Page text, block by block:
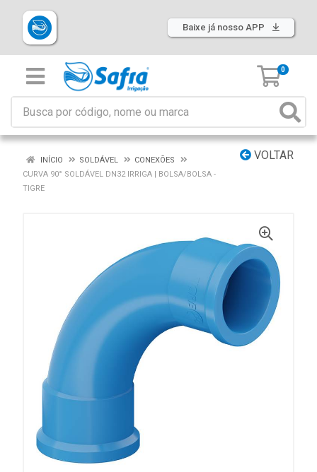
Baixe já nosso APP
0
VOLTAR
INÍCIO SOLDÁVEL
CONEXÕES
CURVA 90° SOLDÁVEL DN32 IRRIGA | BOLSA/BOLSA -
TIGRE